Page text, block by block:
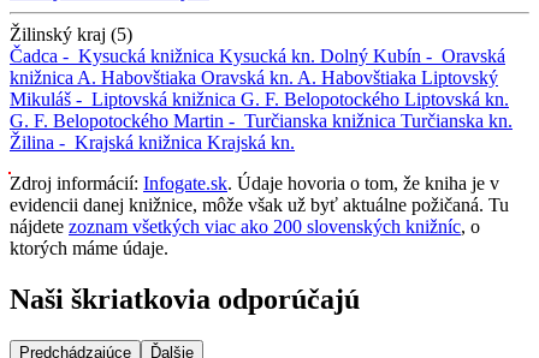
Žilinský kraj (5)
Čadca - Kysucká knižnica Kysucká kn. Dolný Kubín - Oravská
knižnica A. Habovštiaka Oravská kn. A. Habovštiaka Liptovský
Mikuláš - Liptovská knižnica G. F. Belopotockého Liptovská kn.
G. F. Belopotockého Martin - Turčianska knižnica Turčianska kn.
Žilina - Krajská knižnica Krajská kn.
Zdroj informácií: Infogate.sk. Údaje hovoria o tom, že kniha je v
evidencii danej knižnice, môže však už byť aktuálne požičaná. Tu
nájdete zoznam všetkých viac ako 200 slovenských knižníc, o
ktorých máme údaje.
Naši škriatkovia odporúčajú
Predchádzajúce Ďalšie